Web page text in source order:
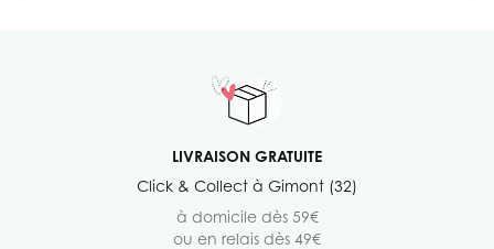
LIVRAISON GRATUITE
Click & Collect à Gimont (32)
à domicile dès 59€
ou en relais dès 49€